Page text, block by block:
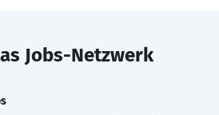
Jobs-Netzwerk